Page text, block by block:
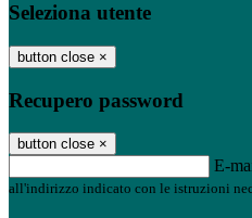
Seleziona utente
button close ×
Recupero password
button close ×
E-
all'indirizzo indicato con le istruzioni